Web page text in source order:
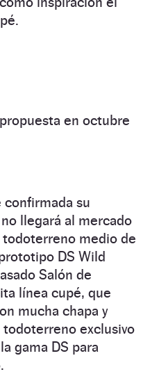
en octubre
confirmada su
llegará al mercado
medio de
DS Wild
Salón de
línea cupé, que
mucha chapa y
exclusivo
gama DS para